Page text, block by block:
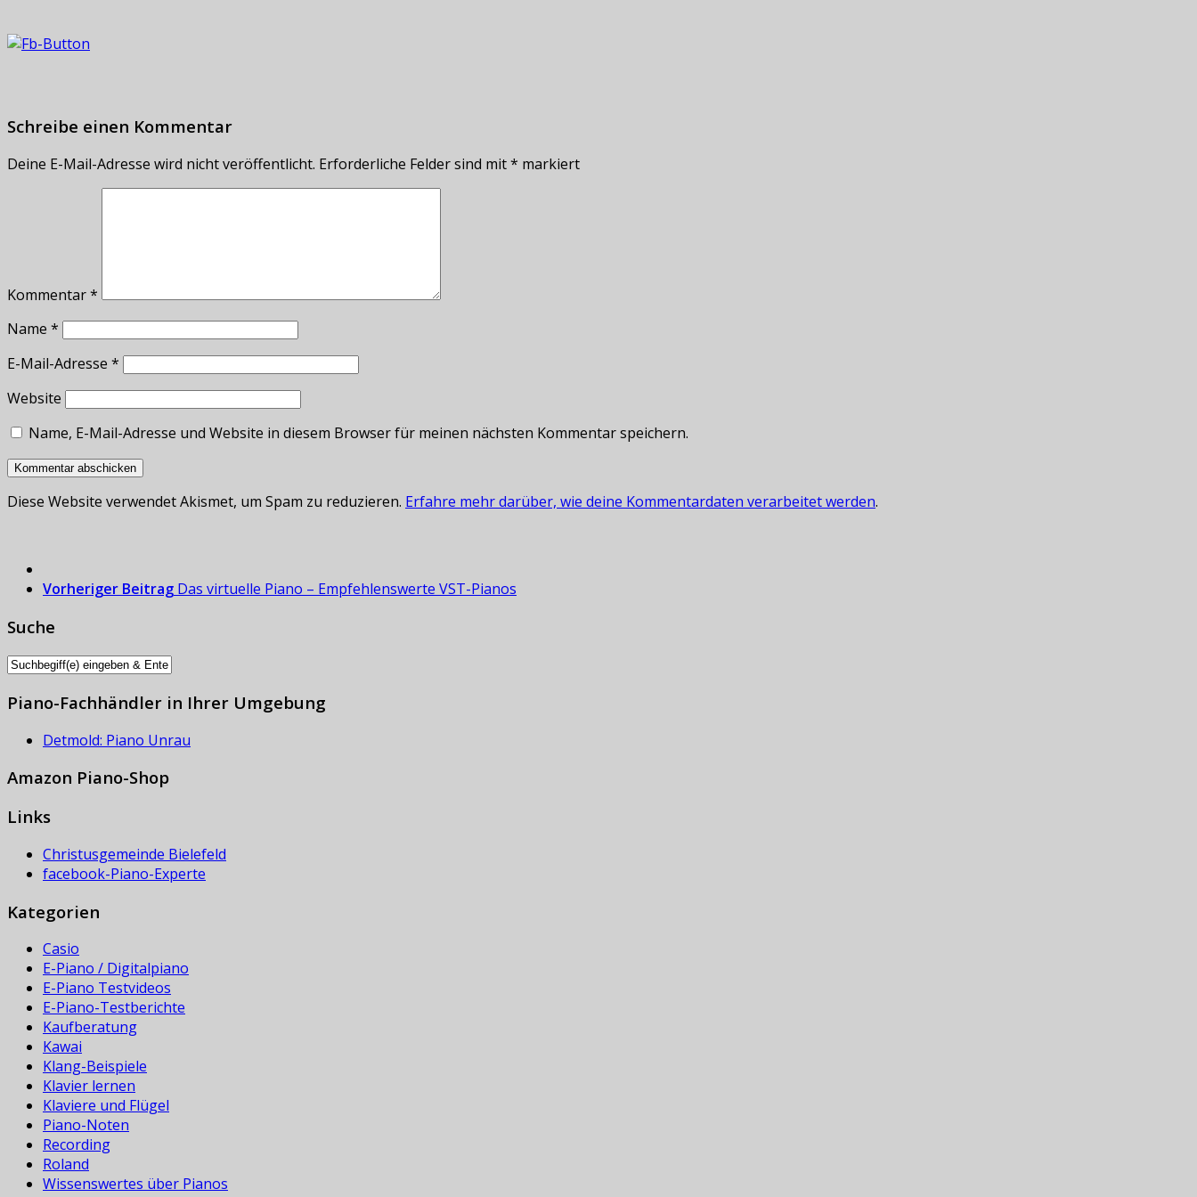
Schreibe einen Kommentar
Deine E-Mail-Adresse wird nicht veröffentlicht. Erforderliche Felder sind mit* markiert
Kommentar*
Name *
E-Mail-Adresse *
Website
Name, E-Mail-Adresse und Website in diesem Browser für meinen nächsten Kommentar speichern.
Diese Website verwendet Akismet, um Spam zu reduzieren. Erfahre mehr darüber, wie deine Kommentardaten verarbeitet werden.
Vorheriger Beitrag Das virtuelle Piano – Empfehlenswerte VST-Pianos
Suche
Piano-Fachhändler in Ihrer Umgebung
Detmold: Piano Unrau
Amazon Piano-Shop
Links
Christusgemeinde Bielefeld
facebook-Piano-Experte
Kategorien
Casio
E-Piano / Digitalpiano
E-Piano Testvideos
E-Piano-Testberichte
Kaufberatung
Kawai
Klang-Beispiele
Klavier lernen
Klaviere und Flügel
Piano-Noten
Recording
Roland
Wissenswertes über Pianos